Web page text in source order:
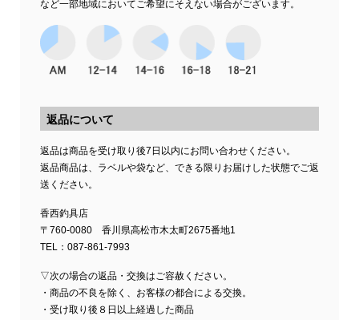
など一部地域においてご希望にそえない場合がございます。
返品について
返品は商品を受け取り後7日以内にお問い合わせください。
返品商品は、ラベルや袋など、できる限りお届けした状態でご返
送ください。
香西釣具店
〒760-0080 香川県高松市木太町2675番地1
TEL：087-861-7993
▽次の場合の返品・交換はご容赦ください。
・商品の不良を除く、お客様の都合による交換。
・受け取り後８日以上経過した商品